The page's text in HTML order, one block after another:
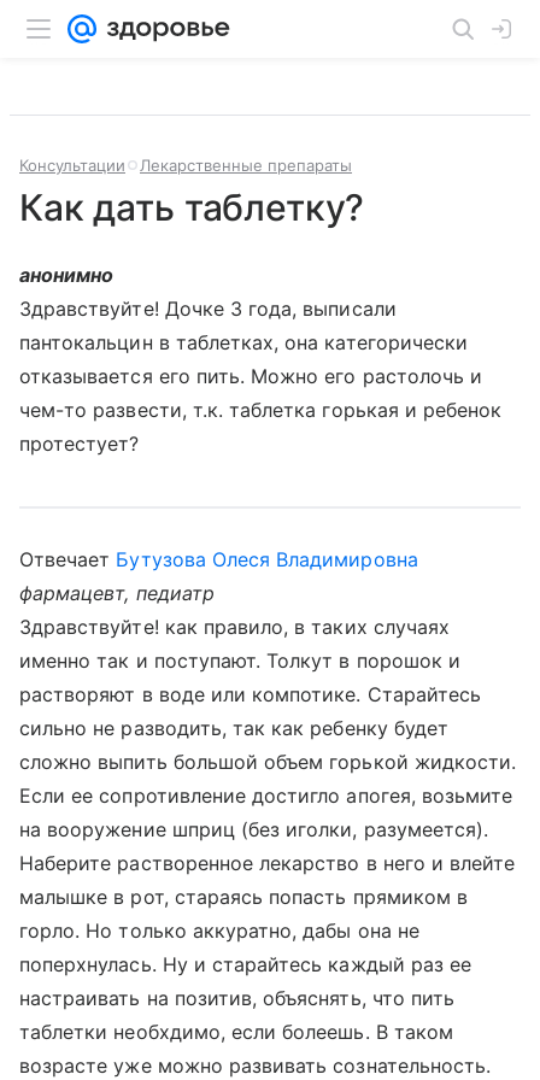
Консультации Лекарственные препараты
Как дать таблетку?
анонимно
Здравствуйте! Дочке 3 года, выписали
пантокальцин в таблетках, она категорически
отказывается его пить. Можно его растолочь и
чем-то развести, т.к. таблетка горькая и ребенок
протестует?
Отвечает Бутузова Олеся Владимировна
фармацевт, педиатр
Здравствуйте! как правило, в таких случаях
именно так и поступают. Толкут в порошок и
растворяют в воде или компотике. Старайтесь
сильно не разводить, так как ребенку будет
сложно выпить большой объем горькой жидкости.
Если ее сопротивление достигло апогея, возьмите
на вооружение шприц (без иголки, разумеется).
Наберите растворенное лекарство в него и влейте
малышке в рот, стараясь попасть прямиком в
горло. Но только аккуратно, дабы она не
поперхнулась. Ну и старайтесь каждый раз ее
настраивать на позитив, объяснять, что пить
таблетки необхдимо, если болеешь. В таком
возрасте уже можно развивать сознательность.